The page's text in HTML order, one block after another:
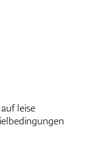
leise